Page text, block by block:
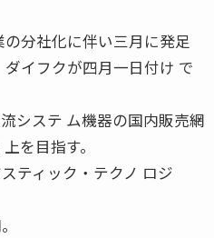
分社化に伴い三月に発足
イフクが四月一日付け で
システ ム機器の国内販売網
を目指す。
ティック・テクノ ロジ